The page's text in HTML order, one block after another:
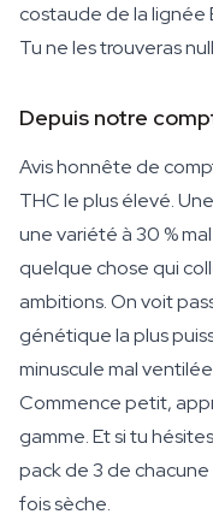
costaude de la lignée
Tu ne les trouveras
Depuis notre
Avis honnête de
THC le plus élevé.
une variété à 30 %
quelque chose qui
ambitions. On voit
génétique la plus
minuscule mal
Commence petit,
gamme. Et si tu
pack de 3 de
fois sèche.